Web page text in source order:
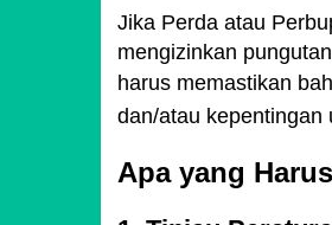
Jika Perda atau
mengizinkan
harus memastikan
dan/atau kepentingan
Apa yang